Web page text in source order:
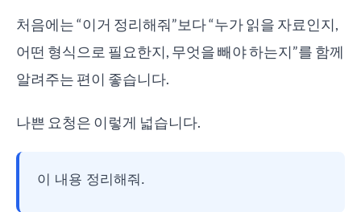
처음에는 “이거 정리해줘”보다 “누가 읽을 자료인지,
어떤 형식으로 필요한지, 무엇을 빼야 하는지”를 함께
알려주는 편이 좋습니다.
나쁜 요청은 이렇게 넓습니다.
이 내용 정리해줘.